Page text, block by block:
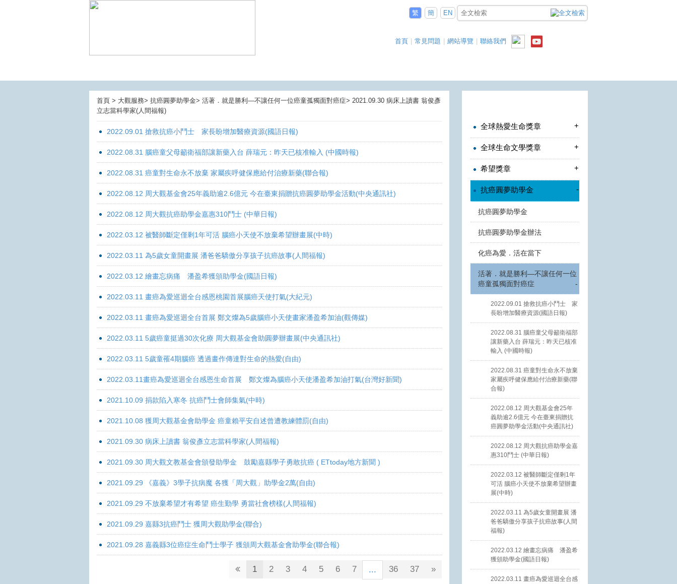
繁 簡 EN
首頁 常見問題 網站導覽 聯絡我們
首頁 > 大觀服務> 抗癌圓夢助學金> 活著．就是勝利—不讓任何一位癌童孤獨面對癌症> 2021.09.30 病床上讀書 翁俊彥
立志當科學家(人間福報)
2022.09.01 搶救抗癌小鬥士 家長盼增加醫療資源(國語日報)
2022.08.31 腦癌童父母籲衛福部讓新藥入台 薛瑞元：昨天已核准輸入 (中國時報)
2022.08.31 癌童對生命永不放棄 家屬疾呼健保應給付治療新藥(聯合報)
2022.08.12 周大觀基金會25年義助逾2.6億元 今在臺東捐贈抗癌圓夢助學金活動(中央通訊社)
2022.08.12 周大觀抗癌助學金嘉惠310鬥士 (中華日報)
2022.03.12 被醫師斷定僅剩1年可活 腦癌小天使不放棄希望辦畫展(中時)
2022.03.11 為5歲女童開畫展 潘爸爸驕傲分享孩子抗癌故事(人間福報)
2022.03.12 繪畫忘病痛 潘盈希獲頒助學金(國語日報)
2022.03.11 畫癌為愛巡迴全台感恩桃園首展腦癌天使打氣(大紀元)
2022.03.11 畫癌為愛巡迴全台首展 鄭文燦為5歲腦癌小天使畫家潘盈希加油(觀傳媒)
2022.03.11 5歲癌童挺過30次化療 周大觀基金會助圓夢辦畫展(中央通訊社)
2022.03.11 5歲童罹4期腦癌 透過畫作傳達對生命的熱愛(自由)
2022.03.11畫癌為愛巡迴全台感恩生命首展 鄭文燦為腦癌小天使潘盈希加油打氣(台灣好新聞)
2021.10.09 捐款陷入寒冬 抗癌鬥士會師集氣(中時)
2021.10.08 獲周大觀基金會助學金 癌童賴平安自述曾遭教練體罰(自由)
2021.09.30 病床上讀書 翁俊彥立志當科學家(人間福報)
2021.09.30 周大觀文教基金會頒發助學金 鼓勵嘉縣學子勇敢抗癌 ( ETtoday地方新聞 )
2021.09.29 《嘉義》3學子抗病魔 各獲「周大觀」助學金2萬(自由)
2021.09.29 不放棄希望才有希望 癌生勤學 勇當社會榜樣(人間福報)
2021.09.29 嘉縣3抗癌鬥士 獲周大觀助學金(聯合)
2021.09.28 嘉義縣3位癌症生命鬥士學子 獲頒周大觀基金會助學金(聯合報)
1 2 3 4 5 6 7 ... 36 37 »
全球熱愛生命獎章 +
全球生命文學獎章 +
希望獎章 +
抗癌圓夢助學金 -
抗癌圓夢助學金
抗癌圓夢助學金辦法
化癌為愛．活在當下
活著．就是勝利—不讓任何一位
癌童孤獨面對癌症
-
2022.09.01 搶救抗癌小鬥士 家
長盼增加醫療資源(國語日報)
2022.08.31 腦癌童父母籲衛福部
讓新藥入台 薛瑞元：昨天已核准
輸入 (中國時報)
2022.08.31 癌童對生命永不放棄
家屬疾呼健保應給付治療新藥(聯
合報)
2022.08.12 周大觀基金會25年
義助逾2.6億元 今在臺東捐贈抗
癌圓夢助學金活動(中央通訊社)
2022.08.12 周大觀抗癌助學金嘉
惠310鬥士 (中華日報)
2022.03.12 被醫師斷定僅剩1年
可活 腦癌小天使不放棄希望辦畫
展(中時)
2022.03.11 為5歲女童開畫展 潘
爸爸驕傲分享孩子抗癌故事(人間
福報)
2022.03.12 繪畫忘病痛 潘盈希
獲頒助學金(國語日報)
2022.03.11 畫癌為愛巡迴全台感